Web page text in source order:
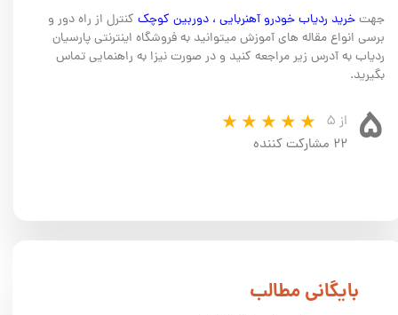
جهتخرید ردیاب خودرو آهنربایی ، دوربین کوچک کنترل از راه دور و
برسی انواع مقاله های آموزش میتوانید به فروشگاه اینترنتی پارسیان
ردیاب به آدرس زیر مراجعه کنید و در صورت نیزا به راهنمایی تماس
بگیرید.
۵ از ۵
۲۲ مشارکت کننده
​بایگانی مطالب